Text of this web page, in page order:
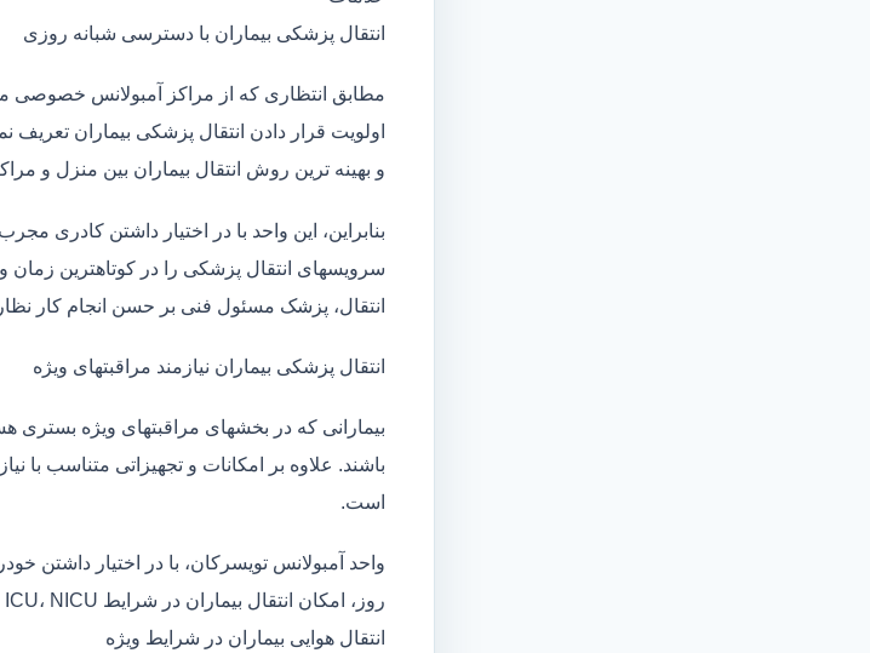
انتقال پزشکی بیماران با دسترسی شبانه روزی
مطابق انتظاری که از مراکز آمبولانس خصوصی
اولویت قرار دادن انتقال پزشکی بیماران
و بهینه ترین روش انتقال بیماران بین منزل و
بنابراین، این واحد با در اختیار داشتن کادری
سرویسهای انتقال پزشکی را در کوتاهترین زمان
انتقال، پزشک مسئول فنی بر حسن انجام کار
انتقال پزشکی بیماران نیازمند مراقبتهای ویژه
بیمارانی که در بخشهای مراقبتهای ویژه بستری
باشند. علاوه بر امکانات و تجهیزاتی متناسب با
است.
واحد آمبولانس تویسرکان، با در اختیار داشتن
روز، امکان انتقال بیماران در شرایط CCU، ICU، NICU و PICU را دارد.
انتقال هوایی بیماران در شرایط ویژه